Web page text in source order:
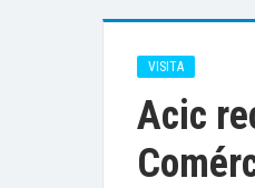
VISITA
Acic